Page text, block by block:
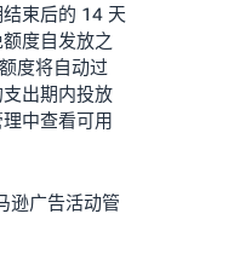
束后的 14 天
度自发放之
度将自动过
出期内投放
中查看可用
逊广告活动管